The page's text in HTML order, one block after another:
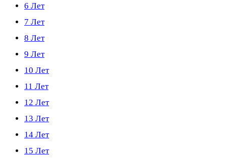
6 Лет
7 Лет
8 Лет
9 Лет
10 Лет
11 Лет
12 Лет
13 Лет
14 Лет
15 Лет